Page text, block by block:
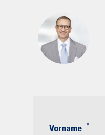
Vorname *